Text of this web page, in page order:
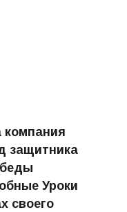
защитника
Уроки
своего